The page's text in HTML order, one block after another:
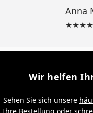
Anna
Wir helfen
Sehen Sie sich unsere
Ihre Bestellung oder